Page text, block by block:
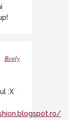
Reply
:X